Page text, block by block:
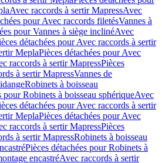
Avec raccords à sertir MapressAvec
pour Avec raccords filetésVannes à
pour Vannes à siège inclinéAvec
détachées pour Avec raccords à sertir
MeplaPièces détachées pour Avec
raccords à sertir MapressPièces
à sertir MapressVannes de
Robinets à boisseau
pour Robinets à boisseau sphériqueAvec
détachées pour Avec raccords à sertir
MeplaPièces détachées pour Avec
raccords à sertir MapressPièces
à sertir MapressRobinets à boisseau
Pièces détachées pour Robinets à
encastréAvec raccords à sertir